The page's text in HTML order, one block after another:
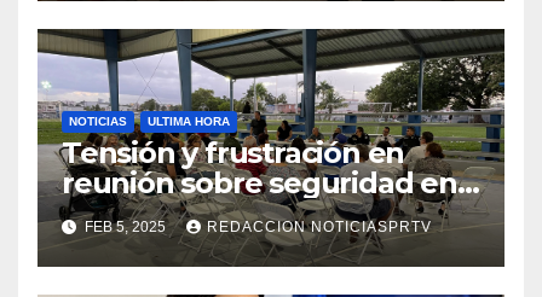
NOTICIAS ULTIMA HORA
Tensión y frustración en
reunión sobre seguridad en
Reparto Metropolitano
FEB 5, 2025 REDACCION NOTICIASPRTV